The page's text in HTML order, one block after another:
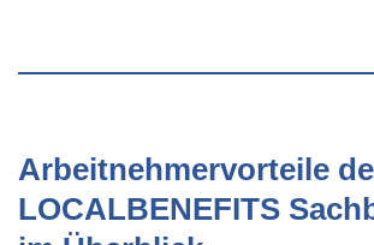
Arbeitnehmervorteile
LOCALBENEFITS